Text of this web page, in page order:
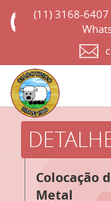
(11) 3168-
Colocação
Metal